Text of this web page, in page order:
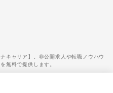
キャリア】。非公開求人や転職ノウハウ
無料で提供します。
事業者に認定されています。